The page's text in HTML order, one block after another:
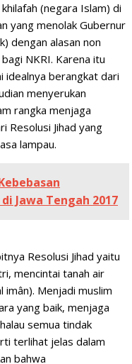
(negara Islam) di
yang menolak Gubernur
dengan alasan non
NKRI. Karena itu
idealnya berangkat dari
menyerukan
rangka menjaga
Resolusi Jihad yang
lampau.
Jawa Tengah 2017
Resolusi Jihad yaitu
mencintai tanah air
imân). Menjadi muslim
yang baik, menjaga
semua tindak
terlihat jelas dalam
bahwa